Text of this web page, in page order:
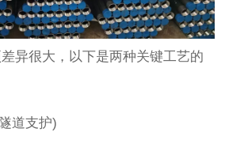
异很大，以下是两种关键工艺的
道支护)